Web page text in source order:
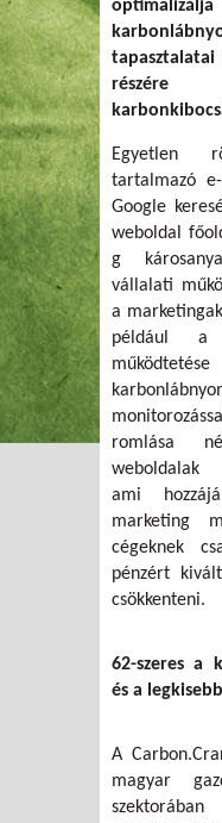
részére
Egyetlen
tartalmazó
Google
weboldal
g
vállalati
a
például a
romlása
weboldalak
ami
marketing
cégeknek
pénzért
csökkenteni.
62-szeres a
és a
A
magyar